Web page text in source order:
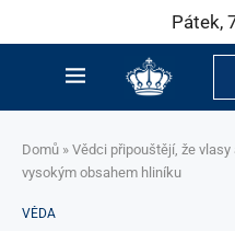
Pátek,
Domů » Vědci připouštějí, že
vysokým obsahem hliníku
VĚDA